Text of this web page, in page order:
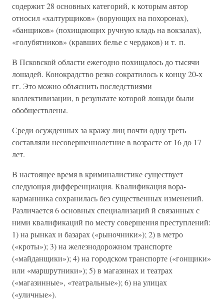
содержит 28 основных категорий, к которым автор
относил «халтурщиков» (ворующих на похоронах),
«банщиков» (похищающих ручную кладь на вокзалах),
«голубятников» (кравших белье с чердаков) и т. п.
В Псковской области ежегодно похищалось до тысячи
лошадей. Конокрадство резко сократилось к концу 20-х
гг. Это можно объяснить последствиями
коллективизации, в результате которой лошади были
обобществлены.
Среди осужденных за кражу лиц почти одну треть
составляли несовершеннолетние в возрасте от 16 до 17
лет.
В настоящее время в криминалистике существует
следующая дифференциация. Квалификация вора-
карманника сохранилась без существенных изменений.
Различается 6 основных специализаций й связанных с
ними квалификаций по месту совершения преступлений:
1) на рынках и базарах («рыночники»); 2) в метро
(«кроты»); 3) на железнодорожном транспорте
(«майданщики»); 4) на городском транспорте («гонщики»
или «маршрутники»); 5) в магазинах и театрах
(«магазинные», «театральные»); 6) на улицах
(«уличные»).